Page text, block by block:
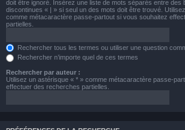
doit être ignoré. Insérez une liste de mots séparés entre des
discontinues « | » si seul un des mots doit être trouvé.
comme métacaractère passe-partout si vous souhaitez
partielles.
Rechercher tous les termes ou utiliser une question
Rechercher n’importe quel de ces termes
Rechercher par auteur :
Utilisez un astérisque « * » comme métacaractère passe-
effectuer des recherches partielles.